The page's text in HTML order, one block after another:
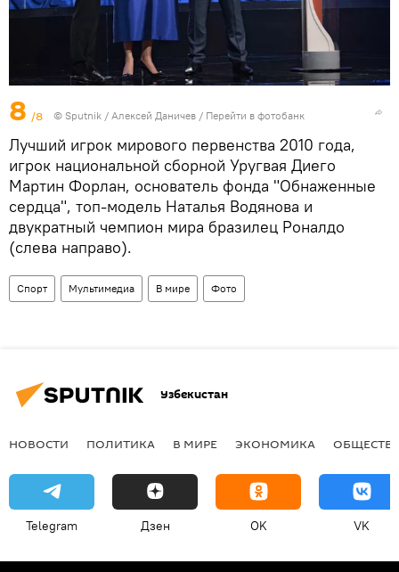
8 /8 © Sputnik / Алексей Даничев / Перейти в фотобанк
Лучший игрок мирового первенства 2010 года,
игрок национальной сборной Уругвая Диего
Мартин Форлан, основатель фонда "Обнаженные
сердца", топ-модель Наталья Водянова и
двукратный чемпион мира бразилец Роналдо
(слева направо).
Спорт Мультимедиа В мире Фото
Узбекистан
НОВОСТИ ПОЛИТИКА В МИРЕ ЭКОНОМИКА
Telegram Дзен OK VK